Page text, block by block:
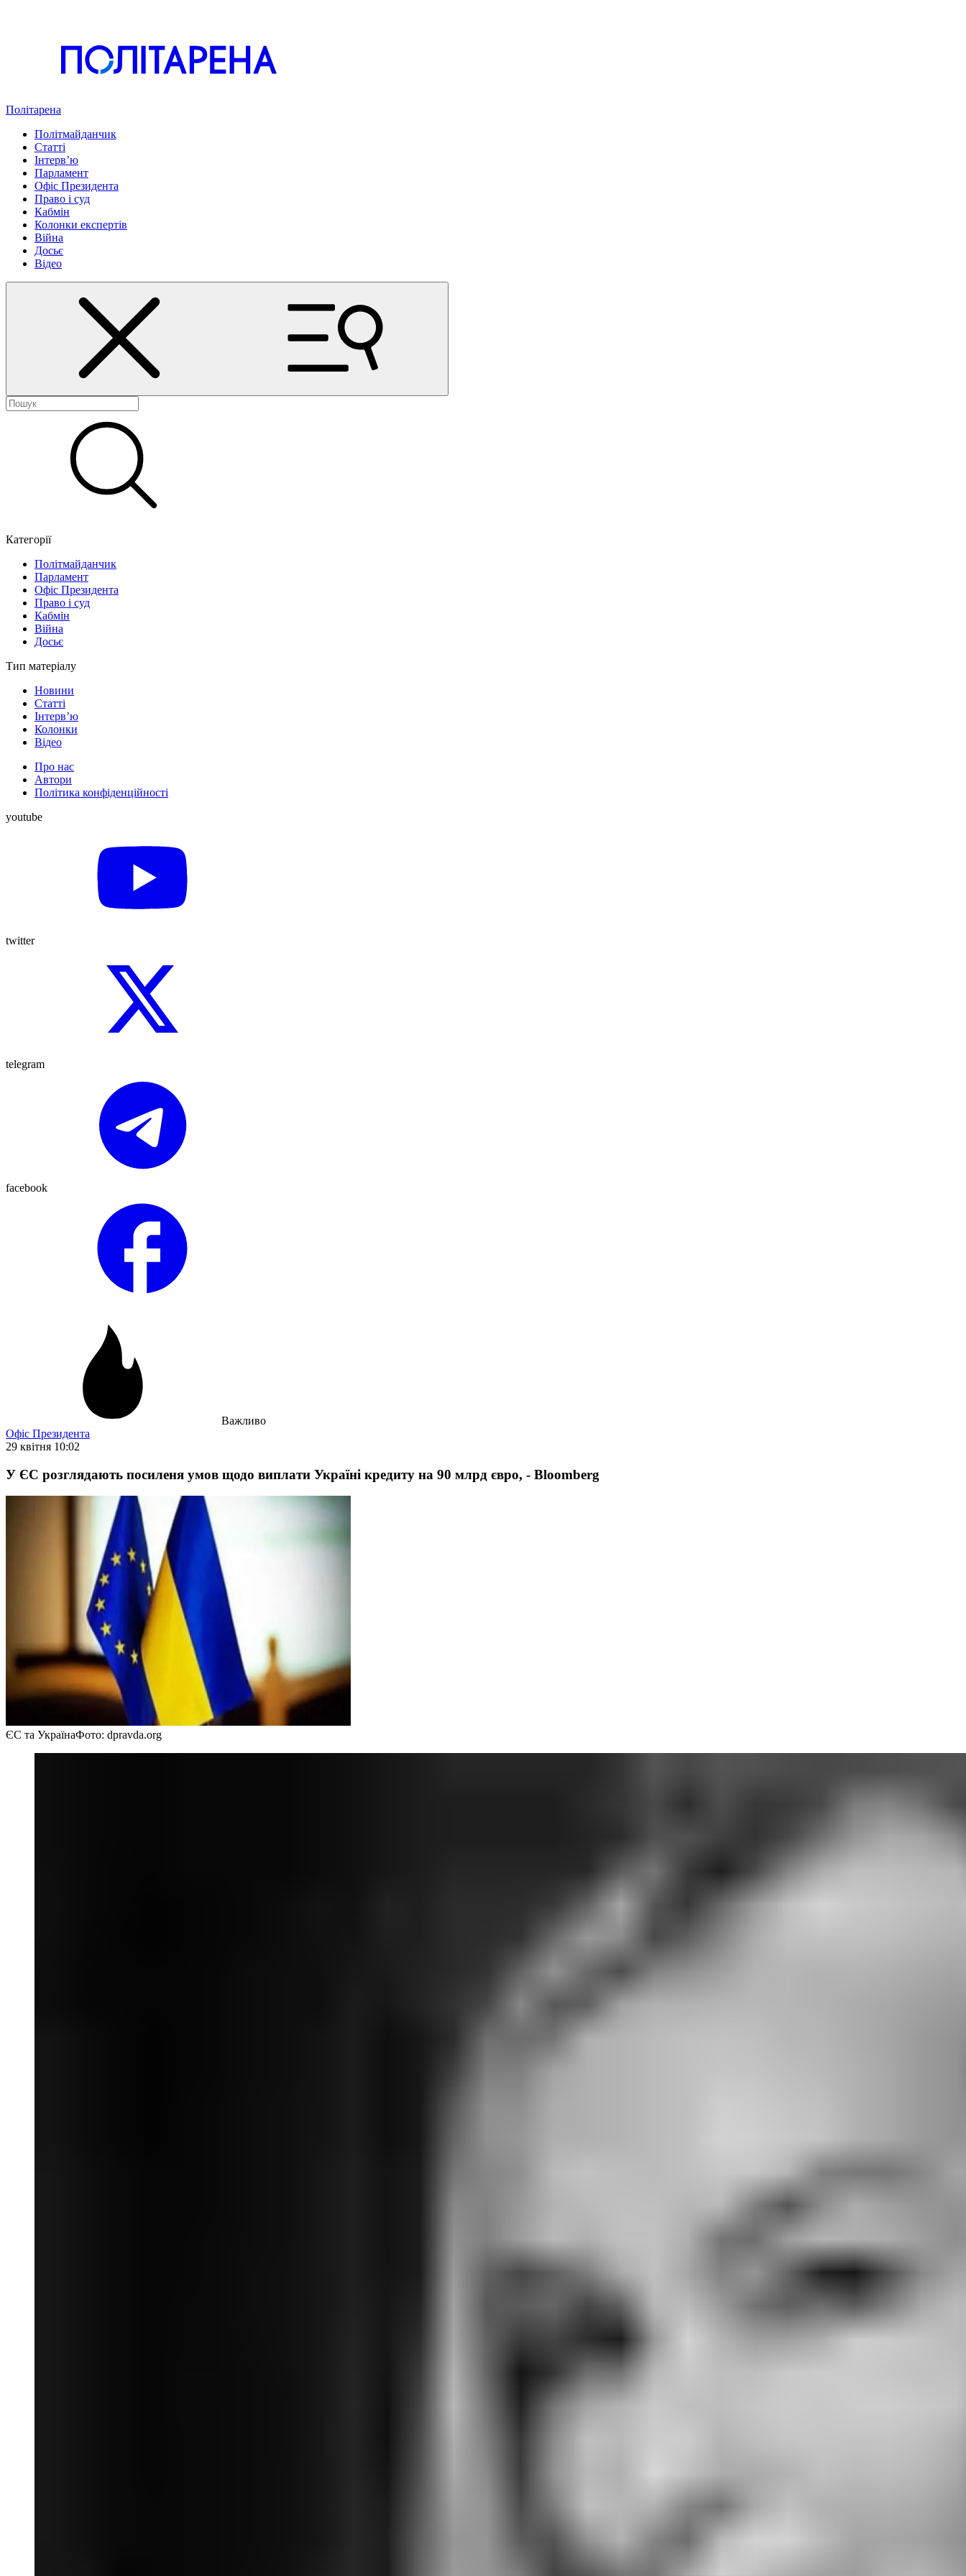
Політарена
Політмайданчик
Статті
Інтервʼю
Парламент
Офіс Президента
Право і суд
Кабмін
Колонки експертів
Війна
Досьє
Відео
Категорії
Політмайданчик
Парламент
Офіс Президента
Право і суд
Кабмін
Війна
Досьє
Тип матеріалу
Новини
Статті
Інтерв’ю
Колонки
Відео
Про нас
Автори
Політика конфіденційності
youtube
twitter
telegram
facebook
Важливо
Офіс Президента
29 квітня 10:02
У ЄС розглядають посиленя умов щодо виплати Україні кредиту на 90 млрд євро, - Bloomberg
ЄС та УкраїнаФото: dpravda.org